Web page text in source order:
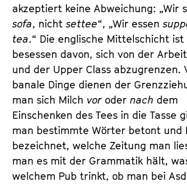
akzeptiert keine Abweichung: „Wir
sofa, nicht settee“, „Wir essen
tea.“ Die englische Mittelschicht ist
besessen davon, sich von der
und der Upper Class abzugrenzen.
banale Dinge dienen der
man sich Milch vor oder nach dem
Einschenken des Tees in die Tasse
man bestimmte Wörter betont und
bezeichnet, welche Zeitung man
man es mit der Grammatik hält,
welchem Pub trinkt, ob man bei